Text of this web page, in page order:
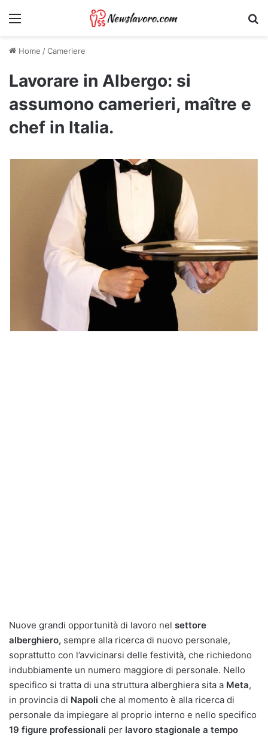
Menu
Home /Cameriere
Lavorare in Albergo: si
assumono camerieri, maître e
chef in Italia.
Nuove grandi opportunità di lavoro nel settore
alberghiero, sempre alla ricerca di nuovo personale,
soprattutto con l’avvicinarsi delle festività, che richiedono
indubbiamente un numero maggiore di personale. Nello
specifico si tratta di una struttura alberghiera sita a Meta,
in provincia di Napoli che al momento è alla ricerca di
personale da impiegare al proprio interno e nello specifico
19 figure professionali per lavoro stagionale a tempo